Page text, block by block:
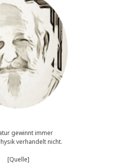
gewinnt immer
verhandelt nicht.
[Quelle]